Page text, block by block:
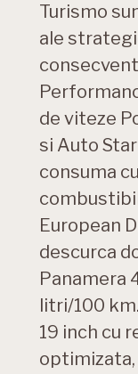
Turismo
ale
de viteze
si Auto
consuma
European
descurca
Panamera
litri/100
19 inch cu